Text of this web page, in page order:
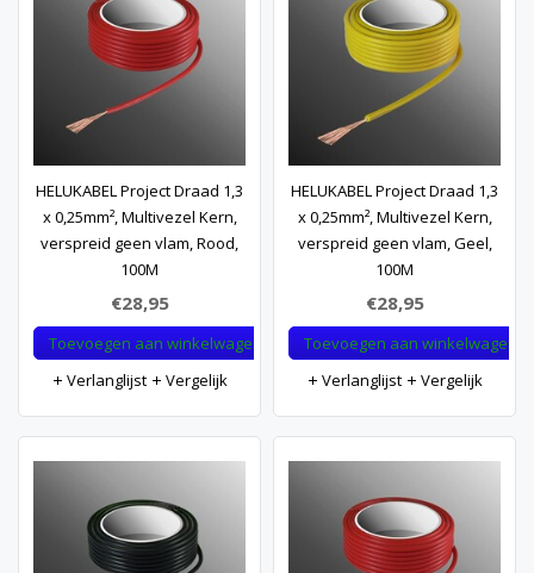
HELUKABEL Project Draad 1,3
x 0,25mm², Multivezel Kern,
verspreid geen vlam, Rood,
100M
€28,95
Toevoegen aan winkelwagen
Verlanglijst
Vergelijk
HELUKABEL Project Draad 1,3
x 0,25mm², Multivezel Kern,
verspreid geen vlam, Geel,
100M
€28,95
Toevoegen aan winkelwagen
Verlanglijst
Vergelijk